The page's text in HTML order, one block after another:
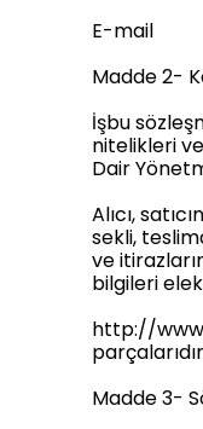
E-mail
Madde 2-
İşbu
nitelikleri
Dair
Alıcı,
sekli,
ve
bilgileri
http://
Madde 3-